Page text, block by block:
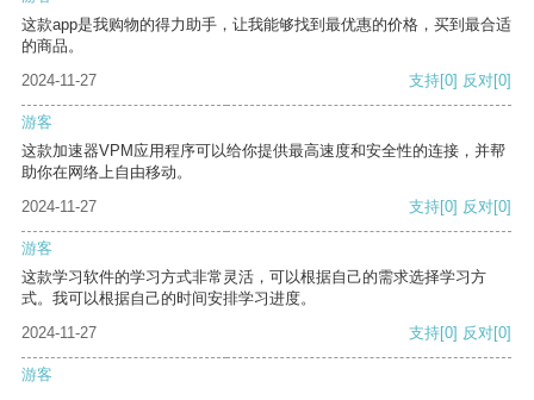
这款app是我购物的得力助手，让我能够找到最优惠的价格，买到最合适
的商品。
2024-11-27
支持[0] 反对[0]
游客
这款加速器VPM应用程序可以给你提供最高速度和安全性的连接，并帮
助你在网络上自由移动。
2024-11-27
支持[0] 反对[0]
游客
这款学习软件的学习方式非常灵活，可以根据自己的需求选择学习方
式。我可以根据自己的时间安排学习进度。
2024-11-27
支持[0] 反对[0]
游客